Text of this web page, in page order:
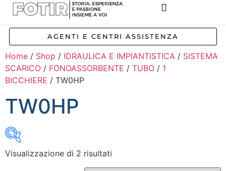
AGENTI E CENTRI ASSISTENZA
Home / Shop / IDRAULICA E IMPIANTISTICA / SISTEMA
SCARICO / FONOASSORBENTE / TUBO / 1
BICCHIERE / TW0HP
TW0HP
Visualizzazione di 2 risultati